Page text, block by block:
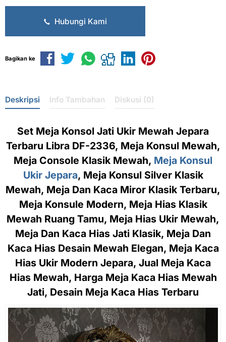
Hubungi Kami
Bagikan ke
Deskripsi Info Tambahan Diskusi (0)
Set Meja Konsol Jati Ukir Mewah Jepara
Terbaru Libra DF-2336, Meja Konsul Mewah,
Meja Console Klasik Mewah, Meja Konsul
Ukir Jepara, Meja Konsul Silver Klasik
Mewah, Meja Dan Kaca Miror Klasik Terbaru,
Meja Konsule Modern, Meja Hias Klasik
Mewah Ruang Tamu, Meja Hias Ukir Mewah,
Meja Dan Kaca Hias Jati Klasik, Meja Dan
Kaca Hias Desain Mewah Elegan, Meja Kaca
Hias Ukir Modern Jepara, Jual Meja Kaca
Hias Mewah, Harga Meja Kaca Hias Mewah
Jati, Desain Meja Kaca Hias Terbaru